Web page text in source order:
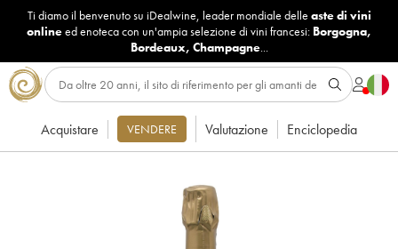
Ti diamo il benvenuto su iDealwine, leader mondiale delle aste di vini
onlineed enoteca con un'ampia selezione di vini francesi: Borgogna,
Bordeaux, Champagne...
Acquistare VENDERE Valutazione Enciclopedia